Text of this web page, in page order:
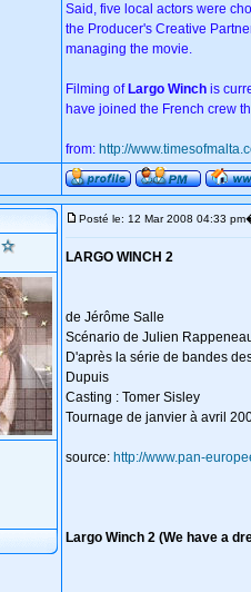
Said, five local actors were
the Producer's Creative
managing the movie.
Filming of Largo Winch is
have joined the French crew
from: http://
Posté le: 12 Mar 2008 04:33 pm
LARGO WINCH 2
de Jérôme Salle
Scénario de Julien
D'après la série de bandes
Dupuis
Casting : Tomer Sisley
Tournage de janvier à avril
source: http://www.pan-
Largo Winch 2 (We have a